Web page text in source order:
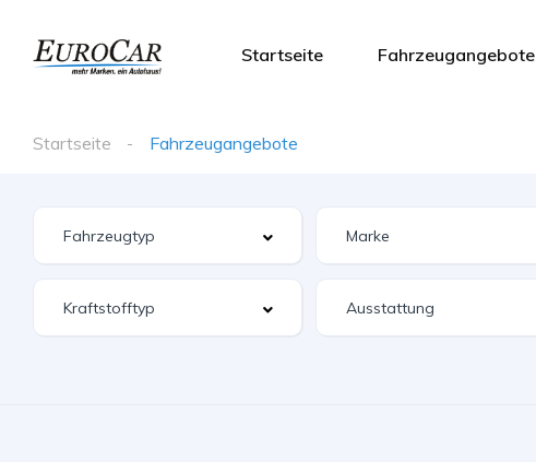
Startseite Fahrzeugangebote
Startseite Fahrzeugangebote